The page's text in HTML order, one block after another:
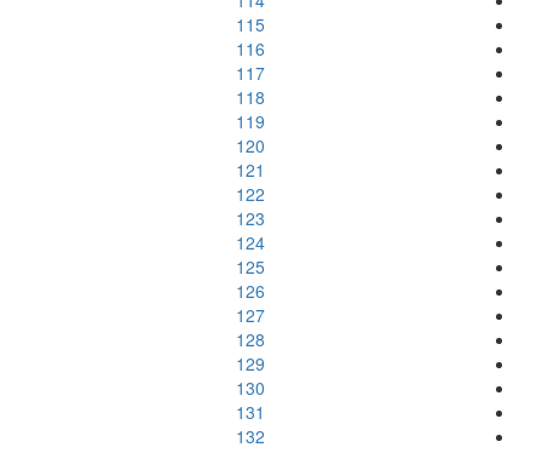
115
116
117
118
119
120
121
122
123
124
125
126
127
128
129
130
131
132